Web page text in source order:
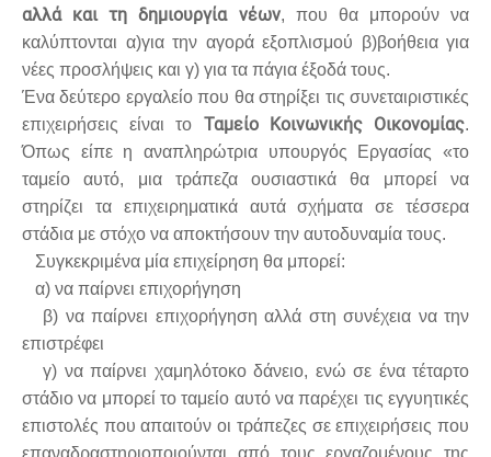
αλλά και τη δημιουργία νέων, που θα μπορούν να
καλύπτονται α)για την αγορά εξοπλισμού β)βοήθεια για
νέες προσλήψεις και γ) για τα πάγια έξοδά τους.
Ένα δεύτερο εργαλείο που θα στηρίξει τις συνεταιριστικές
επιχειρήσεις είναι το Ταμείο Κοινωνικής Οικονομίας.
Όπως είπε η αναπληρώτρια υπουργός Εργασίας «το
ταμείο αυτό, μια τράπεζα ουσιαστικά θα μπορεί να
στηρίζει τα επιχειρηματικά αυτά σχήματα σε τέσσερα
στάδια με στόχο να αποκτήσουν την αυτοδυναμία τους.
Συγκεκριμένα μία επιχείρηση θα μπορεί:
α) να παίρνει επιχορήγηση
β) να παίρνει επιχορήγηση αλλά στη συνέχεια να την
επιστρέφει
γ) να παίρνει χαμηλότοκο δάνειο, ενώ σε ένα τέταρτο
στάδιο να μπορεί το ταμείο αυτό να παρέχει τις εγγυητικές
επιστολές που απαιτούν οι τράπεζες σε επιχειρήσεις που